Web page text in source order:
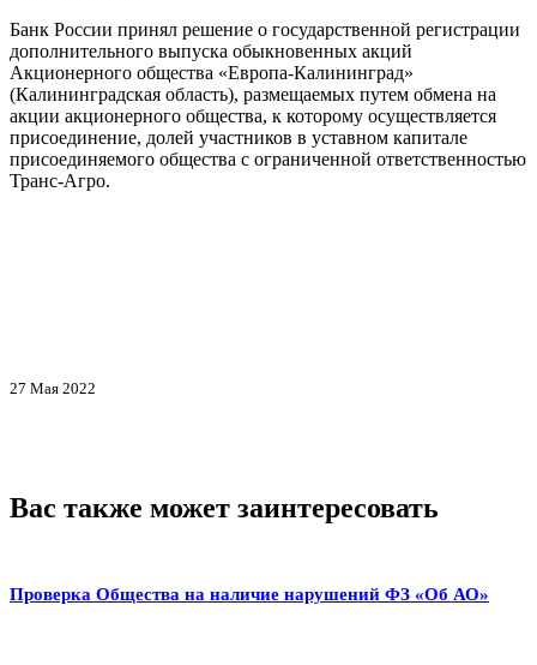
Банк России принял решение о государственной регистрации
дополнительного выпуска обыкновенных акций
Акционерного общества «Европа-Калининград»
(Калининградская область), размещаемых путем обмена на
акции акционерного общества, к которому осуществляется
присоединение, долей участников в уставном капитале
присоединяемого общества с ограниченной ответственностью
Транс-Агро.
27 Мая 2022
Вас также может заинтересовать
Проверка Общества на наличие нарушений ФЗ «Об АО»